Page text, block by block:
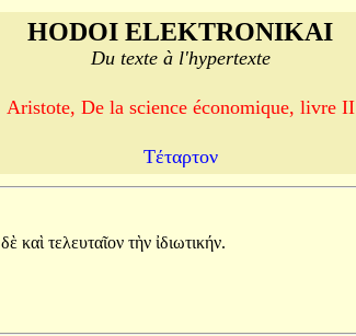
HODOI ELEKTRONIKAI
Du texte à l'hypertexte
Aristote, De la science économique, livre II
Τέταρτον
δὲ καὶ τελευταῖον τὴν ἰδιωτικήν.